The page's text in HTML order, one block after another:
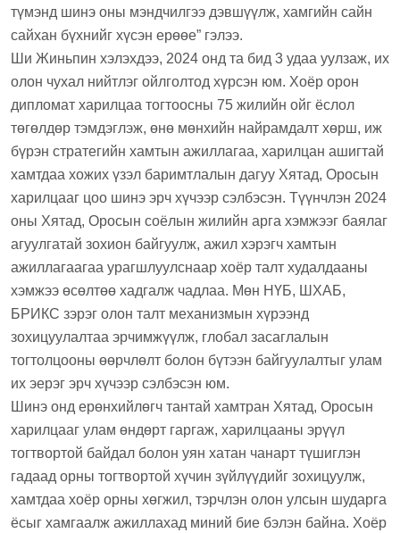
түмэнд шинэ оны мэндчилгээ дэвшүүлж, хамгийн сайн
сайхан бүхнийг хүсэн ерөөе” гэлээ.
Ши Жиньпин хэлэхдээ, 2024 онд та бид 3 удаа уулзаж, их
олон чухал нийтлэг ойлголтод хүрсэн юм. Хоёр орон
дипломат харилцаа тогтоосны 75 жилийн ойг ёслол
төгөлдөр тэмдэглэж, өнө мөнхийн найрамдалт хөрш, иж
бүрэн стратегийн хамтын ажиллагаа, харилцан ашигтай
хамтдаа хожих үзэл баримтлалын дагуу Хятад, Оросын
харилцааг цоо шинэ эрч хүчээр сэлбэсэн. Түүнчлэн 2024
оны Хятад, Оросын соёлын жилийн арга хэмжээг баялаг
агуулгатай зохион байгуулж, ажил хэрэгч хамтын
ажиллагаагаа урагшлуулснаар хоёр талт худалдааны
хэмжээ өсөлтөө хадгалж чадлаа. Мөн НҮБ, ШХАБ,
БРИКС зэрэг олон талт механизмын хүрээнд
зохицуулалтаа эрчимжүүлж, глобал засаглалын
тогтолцооны өөрчлөлт болон бүтээн байгуулалтыг улам
их эерэг эрч хүчээр сэлбэсэн юм.
Шинэ онд ерөнхийлөгч тантай хамтран Хятад, Оросын
харилцааг улам өндөрт гаргаж, харилцааны эрүүл
тогтвортой байдал болон уян хатан чанарт түшиглэн
гадаад орны тогтвортой хүчин зүйлүүдийг зохицуулж,
хамтдаа хоёр орны хөгжил, тэрчлэн олон улсын шударга
ёсыг хамгаалж ажиллахад миний бие бэлэн байна. Хоёр